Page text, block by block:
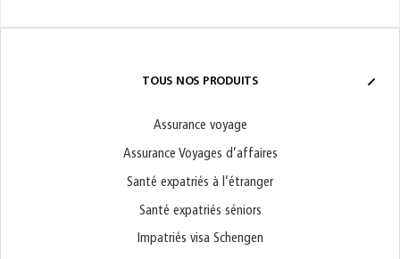
TOUS NOS PRODUITS
Assurance voyage
Assurance Voyages d’affaires
Santé expatriés à l’étranger
Santé expatriés séniors
Impatriés visa Schengen